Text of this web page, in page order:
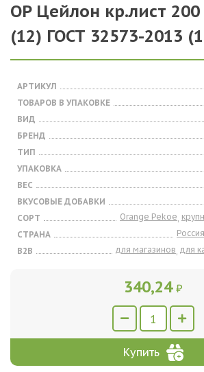
OP Цейлон кр.лист 200
(12) ГОСТ 32573-2013
АРТИКУЛ
ТОВАРОВ В УПАКОВКЕ
ВИД
БРЕНД
ТИП
УПАКОВКА
ВЕС
ВКУСОВЫЕ ДОБАВКИ
СОРТ
Orange Pekoe,
СТРАНА
Россия
B2B
для магазинов, для
340,24 ₽
Купить